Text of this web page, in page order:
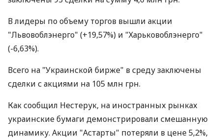
В лидеры по объему торгов вышли акции
"Львовоблэнерго" (+19,57%) и "Харьковоблэнерго"
(-6,63%).
Всего на "Украинской бирже" в среду заключены
сделки с акциями на 105 млн грн.
Как сообщил Нестерук, на иностранных рынках
украинские бумаги демонстрировали смешанную
динамику. Акции "Астарты" потеряли в цене 5,2%,